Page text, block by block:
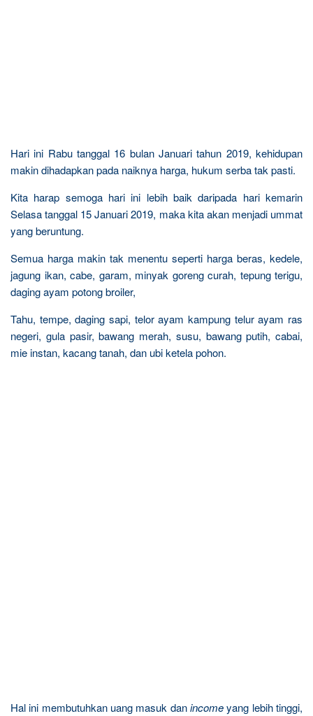
Hari ini Rabu tanggal 16 bulan Januari tahun 2019, kehidupan
makin dihadapkan pada naiknya harga, hukum serba tak pasti.
Kita harap semoga hari ini lebih baik daripada hari kemarin
Selasa tanggal 15 Januari 2019, maka kita akan menjadi ummat
yang beruntung.
Semua harga makin tak menentu seperti harga beras, kedele,
jagung ikan, cabe, garam, minyak goreng curah, tepung terigu,
daging ayam potong broiler,
Tahu, tempe, daging sapi, telor ayam kampung telur ayam ras
negeri, gula pasir, bawang merah, susu, bawang putih, cabai,
mie instan, kacang tanah, dan ubi ketela pohon.
Hal ini membutuhkan uang masuk danincomeyang lebih tinggi,